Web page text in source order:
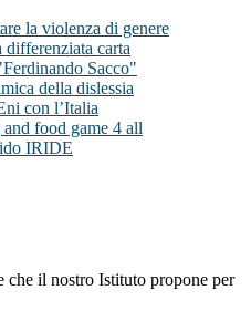
la violenza di genere
differenziata carta
Sacco"
della dislessia
con l’Italia
food game 4 all
IRIDE
che il nostro Istituto propone per